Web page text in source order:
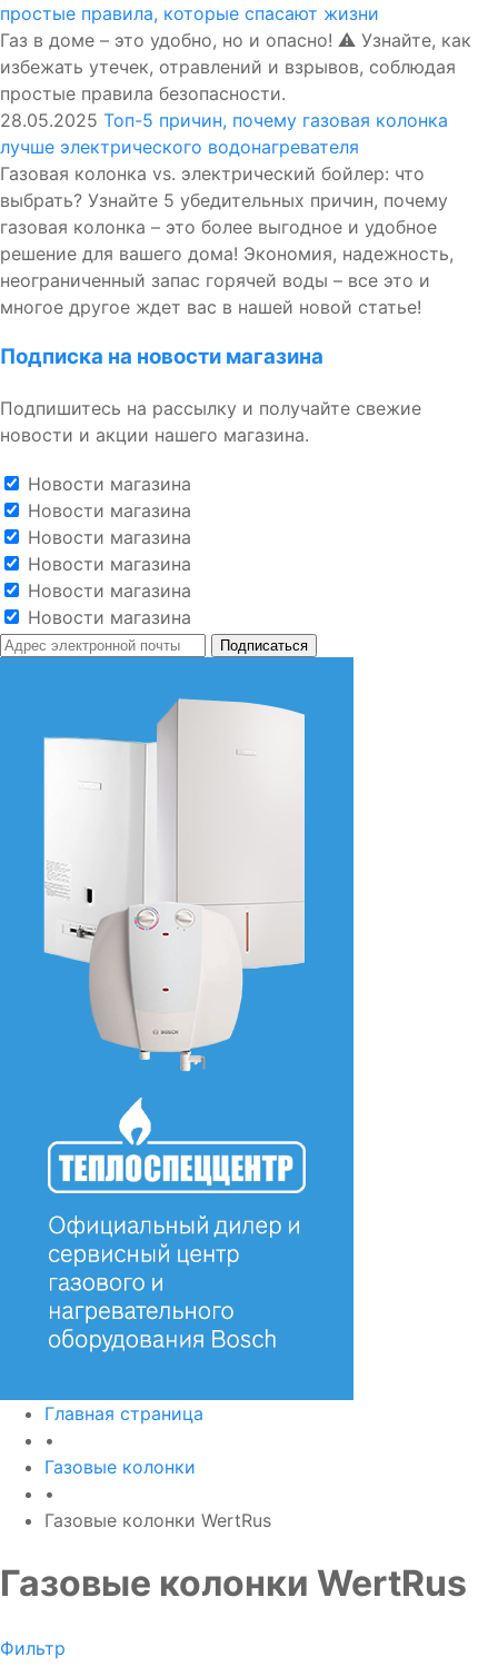
простые правила, которые спасают жизни
Газ в доме – это удобно, но и опасно! ⚠️ Узнайте, как
избежать утечек, отравлений и взрывов, соблюдая
простые правила безопасности.
28.05.2025 Топ-5 причин, почему газовая колонка
лучше электрического водонагревателя
Газовая колонка vs. электрический бойлер: что
выбрать? Узнайте 5 убедительных причин, почему
газовая колонка – это более выгодное и удобное
решение для вашего дома! Экономия, надежность,
неограниченный запас горячей воды – все это и
многое другое ждет вас в нашей новой статье!
Подписка на новости магазина
Подпишитесь на рассылку и получайте свежие
новости и акции нашего магазина.
Новости магазина
Новости магазина
Новости магазина
Новости магазина
Новости магазина
Новости магазина
Главная страница
•
Газовые колонки
•
Газовые колонки WertRus
Газовые колонки WertRus
Фильтр